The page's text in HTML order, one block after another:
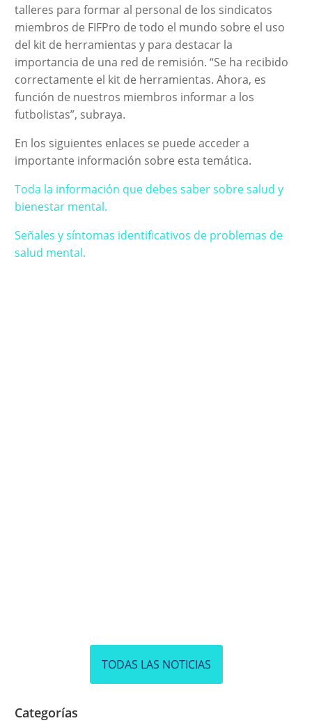
talleres para formar al personal de los sindicatos
miembros de FIFPro de todo el mundo sobre el uso
del kit de herramientas y para destacar la
importancia de una red de remisión. “Se ha recibido
correctamente el kit de herramientas. Ahora, es
función de nuestros miembros informar a los
futbolistas”, subraya.
En los siguientes enlaces se puede acceder a
importante información sobre esta temática.
Toda la información que debes saber sobre salud y
bienestar mental.
Señales y síntomas identificativos de problemas de
salud mental.
TODAS LAS NOTICIAS
Categorías